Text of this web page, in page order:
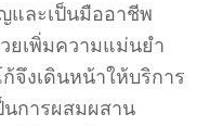
และเป็นมืออาชีพ
ยเพิ่มความแม่นยำ
จึงเดินหน้าให้บริการ
นการผสมผสาน